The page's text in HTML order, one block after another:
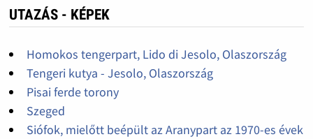
UTAZÁS - KÉPEK
Homokos tengerpart, Lido di Jesolo, Olaszország
Tengeri kutya - Jesolo, Olaszország
Pisai ferde torony
Szeged
Siófok, mielőtt beépült az Aranypart az 1970-es évek